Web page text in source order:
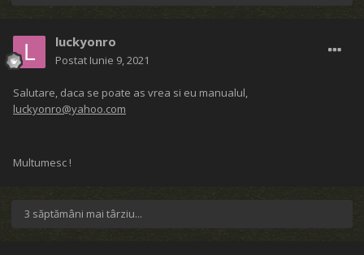
luckyonro
Postat Iunie 9, 2021
Salutare, daca se poate as vrea si eu manualul,
luckyonro@yahoo.com
Multumesc !
3 săptămâni mai târziu...